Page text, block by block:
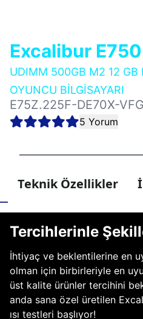
Excalibur E750
UDIMM 500GB M2 12 GB
OYUNCU BİLGİSAYARI
E75Z.225F-DE70X-VFG
5 Yorum
Teknik Özellikler
Tercihlerinle
İhtiyaç ve beklentilerine en
olman için birbirleriyle en
üst kalite ürünler tercihini
anda sana özel üretilen
ısı testleri başlıyor!